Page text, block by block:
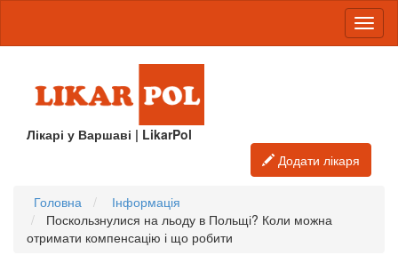
Лікарі у Варшаві | LikarPol
Додати лікаря
Головна
Інформація
Поскользнулися на льоду в Польщі? Коли можна
отримати компенсацію і що робити